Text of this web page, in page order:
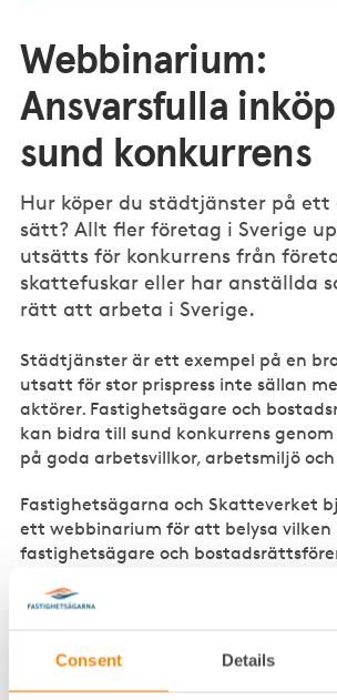
Consent Details
Webbinarium:
Ansvarsfulla
sund konkurrens
Hur köper du städtjänster på ett
sätt? Allt fler företag i Sverige
utsätts för konkurrens från
skattefuskar eller har anställda
rätt att arbeta i Sverige.
Städtjänster är ett exempel på en
utsatt för stor prispress inte sällan
aktörer. Fastighetsägare och
kan bidra till sund konkurrens
på goda arbetsvillkor, arbetsmiljö
Fastighetsägarna och Skatteverket
ett webbinarium för att belysa vilken
fastighetsägare och